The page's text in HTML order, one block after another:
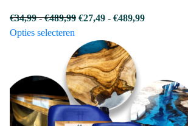
€34,99 - €489,99Prijsklasse:
tot
€489,99
€27,49 - €489,99Prijsklasse:
Opties selecteren
product
heeft
meerdere
variaties.
Deze
optie